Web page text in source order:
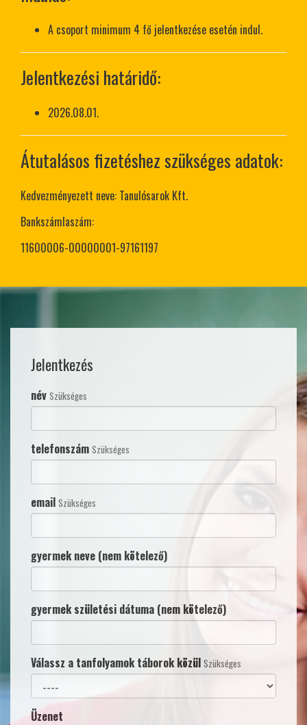
A csoport minimum 4 fő jelentkezése esetén indul.
Jelentkezési határidő:
2026.08.01.
Átutalásos fizetéshez szükséges adatok:
Kedvezményezett neve: Tanulósarok Kft.
Bankszámlaszám:
11600006-00000001-97161197
Jelentkezés
névSzükséges
telefonszámSzükséges
emailSzükséges
gyermek neve (nem kötelező)
gyermek születési dátuma (nem kötelező)
Válassz a tanfolyamok táborok közülSzükséges
Üzenet